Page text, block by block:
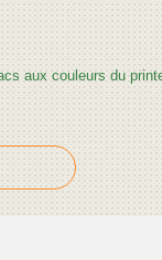
aux couleurs du